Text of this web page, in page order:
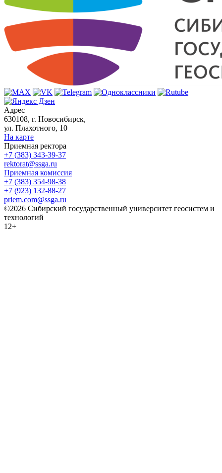
Адрес
630108, г. Новосибирск,
ул. Плахотного, 10
На карте
Приемная ректора
+7 (383) 343-39-37
rektorat@ssga.ru
Приемная комиссия
+7 (383) 354-98-38
+7 (923) 132-88-27
priem.com@ssga.ru
©2026 Сибирский государственный университет геосистем и
технологий
12+